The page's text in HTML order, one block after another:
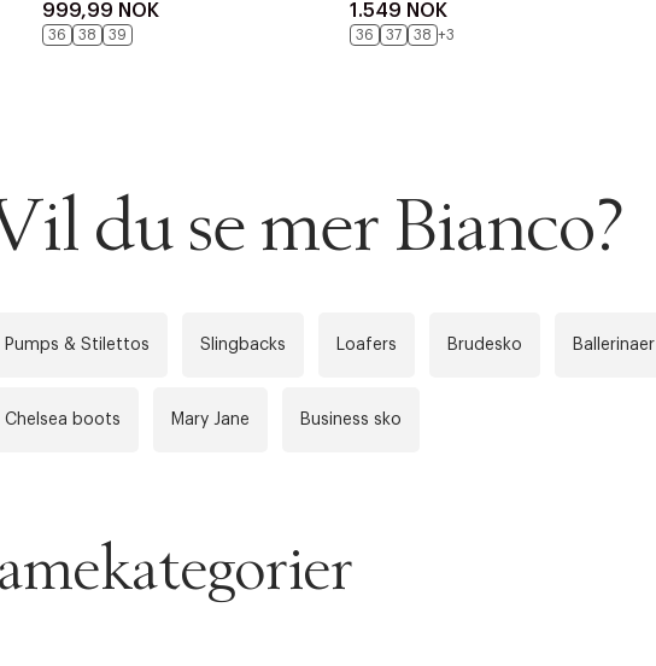
999,99 NOK
36 38 39
1.549 NOK
36 37 38 +3
du se mer Bianco?
Pumps & Stilettos Slingbacks Loafers Brudesko Ballerinaer
Chelsea boots Mary Jane Business sko
Gratis frakt over 699 NOK for Goodie-medlemmer
LA OSS VISE VIDEOEN
Riktige informasjonskapsler